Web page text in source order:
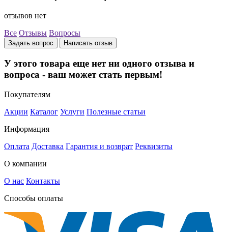
отзывов нет
Все Отзывы Вопросы
Задать вопрос Написать отзыв
У этого товара еще нет ни одного отзыва и
вопроса - ваш может стать первым!
Покупателям
Акции Каталог Услуги Полезные статьи
Информация
Оплата Доставка Гарантия и возврат Реквизиты
О компании
О нас Контакты
Способы оплаты